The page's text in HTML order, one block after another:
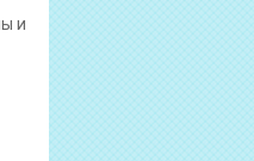
и